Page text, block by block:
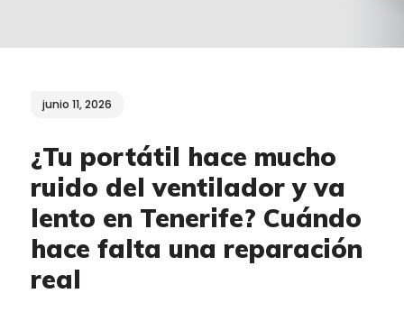
junio 11, 2026
¿Tu portátil hace mucho
ruido del ventilador y va
lento en Tenerife? Cuándo
hace falta una reparación
real